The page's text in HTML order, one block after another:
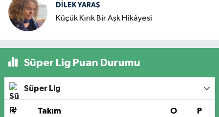
DILEK YARAŞ
Küçük Kırık Bir Aşk Hikâyesi
Süper Lig Puan Durumu
Süper Lig
# Takım O P